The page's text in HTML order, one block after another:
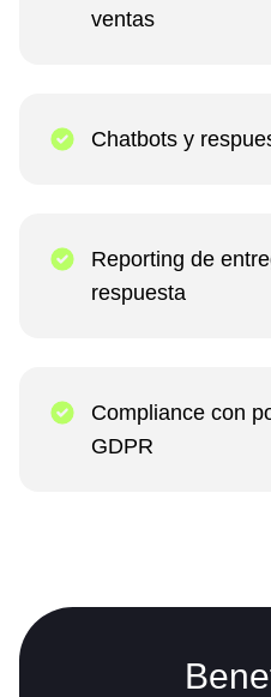
ventas
Chatbots y
Reporting de
respuesta
Compliance con
GDPR